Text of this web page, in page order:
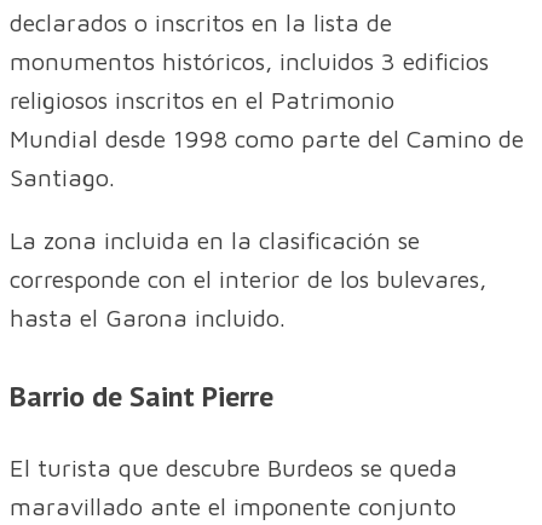
declarados o inscritos en la lista de
monumentos históricos, incluidos 3 edificios
religiosos inscritos en el Patrimonio
Mundial desde 1998 como parte del Camino de
Santiago.
La zona incluida en la clasificación se
corresponde con el interior de los bulevares,
hasta el Garona incluido.
Barrio de Saint Pierre
El turista que descubre Burdeos se queda
maravillado ante el imponente conjunto